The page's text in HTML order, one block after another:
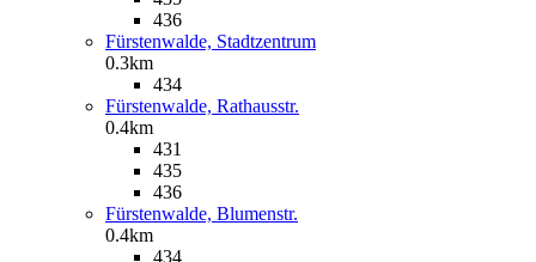
436
Fürstenwalde, Stadtzentrum
0.3km
434
Fürstenwalde, Rathausstr.
0.4km
431
435
436
Fürstenwalde, Blumenstr.
0.4km
434